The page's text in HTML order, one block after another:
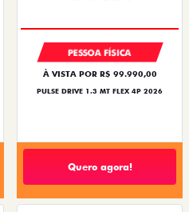
PESSOA FÍSICA
À VISTA POR R$ 99.990,00
PULSE DRIVE 1.3 MT FLEX 4P 2026
Quero agora!